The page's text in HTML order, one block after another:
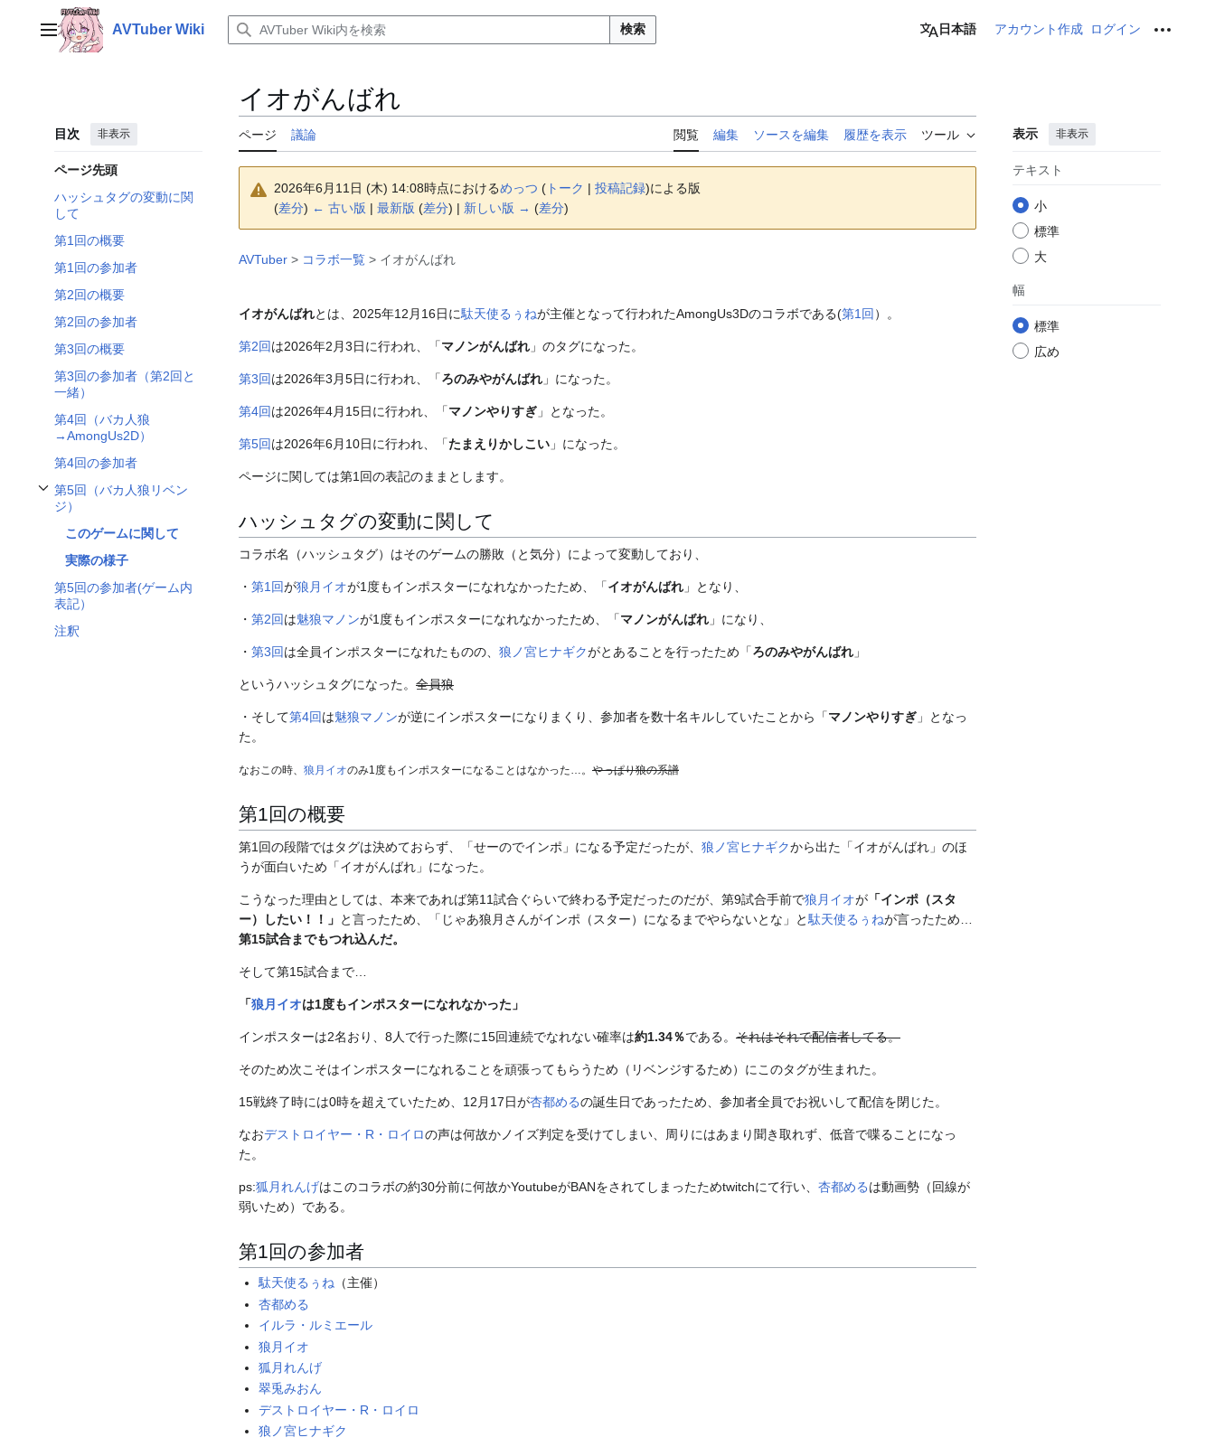
メインメニューAVTuber Wiki 検索 日本語 アカウント作成 ログイン 個人用ツ
目次 非表示
ページ先頭
ハッシュタグの変動に関
して
第1回の概要
第1回の参加者
第2回の概要
第2回の参加者
第3回の概要
第3回の参加者（第2回と
一緒）
第4回（バカ人狼
→AmongUs2D）
第4回の参加者
第5回（バカ人狼リベン
ジ）
第5回（バカ人狼リベンジ）サブセクションを切り替えます
このゲームに関して
実際の様子
第5回の参加者(ゲーム内
表記）
注釈
イオがんばれ
ページ 議論 閲覧 編集 ソースを編集 履歴を表示 ツール 表示 非表示
テキスト
小
標準
大
幅
標準
広め
2026年6月11日 (木) 14:08時点におけるめっつ ( トーク | 投稿記録)による版
(差分) ← 古い版 | 最新版 (差分) | 新しい版 → (差分)
AVTuber > コラボ一覧 > イオがんばれ
イオがんばれとは、2025年12月16日に駄天使るぅねが主催となって行われたAmongUs3Dのコラボである(第1回 ）。
第2回は2026年2月3日に行われ、「マノンがんばれ 」のタグになった。
第3回は2026年3月5日に行われ、「ろのみやがんばれ 」になった。
第4回は2026年4月15日に行われ、「マノンやりすぎ 」となった。
第5回は2026年6月10日に行われ、「たまえりかしこい 」になった。
ページに関しては第1回の表記のままとします。
ハッシュタグの変動に関して
コラボ名（ハッシュタグ）はそのゲームの勝敗（と気分）によって変動しており、
・ 第1回が狼月イオが1度もインポスターになれなかったため、「イオがんばれ 」となり、
・ 第2回は魅狼マノンが1度もインポスターになれなかったため、「マノンがんばれ 」になり、
・ 第3回は全員インポスターになれたものの、 狼ノ宮ヒナギクがとあることを行ったため「ろのみやがんばれ 」
というハッシュタグになった。 全員狼
・そして第4回は魅狼マノンが逆にインポスターになりまくり、参加者を数十名キルしていたことから「マノンやりすぎ 」となっ
た。
なおこの時、 狼月イオのみ1度もインポスターになることはなかった…。 やっぱり狼の系譜
第1回の概要
第1回の段階ではタグは決めておらず、「せーのでインポ」になる予定だったが、 狼ノ宮ヒナギクから出た「イオがんばれ」のほ
うが面白いため「イオがんばれ」になった。
こうなった理由としては、本来であれば第11試合ぐらいで終わる予定だったのだが、第9試合手前で狼月イオが 「インポ（スタ
ー）したい！！」 と言ったため、「じゃあ狼月さんがインポ（スター）になるまでやらないとな」と駄天使るぅねが言ったため…
第15試合までもつれ込んだ。
そして第15試合まで…
「狼月イオは1度もインポスターになれなかった」
インポスターは2名おり、8人で行った際に15回連続でなれない確率は約1.34％である。 それはそれで配信者してる。
そのため次こそはインポスターになれることを頑張ってもらうため（リベンジするため）にこのタグが生まれた。
15戦終了時には0時を超えていたため、12月17日が杏都めるの誕生日であったため、参加者全員でお祝いして配信を閉じた。
なおデストロイヤー・R・ロイロの声は何故かノイズ判定を受けてしまい、周りにはあまり聞き取れず、低音で喋ることになっ
た。
ps:狐月れんげはこのコラボの約30分前に何故かYoutubeがBANをされてしまったためtwitchにて行い、 杏都めるは動画勢（回線が
弱いため）である。
第1回の参加者
駄天使るぅね （主催）
杏都める
イルラ・ルミエール
狼月イオ
狐月れんげ
翠兎みおん
デストロイヤー・R・ロイロ
狼ノ宮ヒナギク